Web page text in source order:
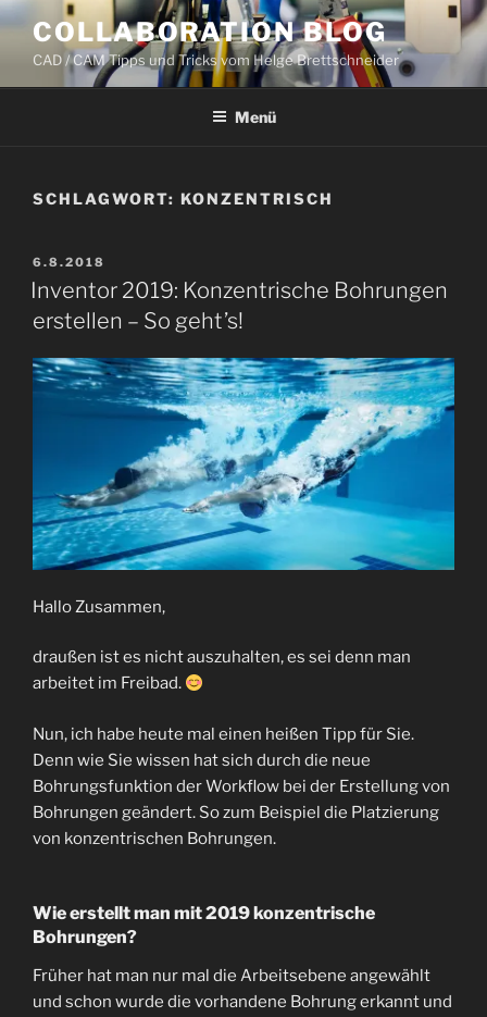
Zum
Inhalt
springen
COLLABORATION BLOG
CAD / CAM Tipps und Tricks vom Helge Brettschneider
Menü
SCHLAGWORT: KONZENTRISCH
VERÖFFENTLICHT
AM
6.8.2018
Inventor 2019: Konzentrische Bohrungen
erstellen – So geht’s!
Hallo Zusammen,
draußen ist es nicht auszuhalten, es sei denn man
arbeitet im Freibad.
Nun, ich habe heute mal einen heißen Tipp für Sie.
Denn wie Sie wissen hat sich durch die neue
Bohrungsfunktion der Workflow bei der Erstellung von
Bohrungen geändert. So zum Beispiel die Platzierung
von konzentrischen Bohrungen.
Wie erstellt man mit 2019 konzentrische
Bohrungen?
Früher hat man nur mal die Arbeitsebene angewählt
und schon wurde die vorhandene Bohrung erkannt und